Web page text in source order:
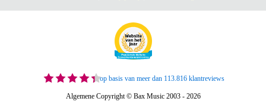
op basis van meer dan 113.816 klantreviews
Algemene Copyright © Bax Music 2003 - 2026